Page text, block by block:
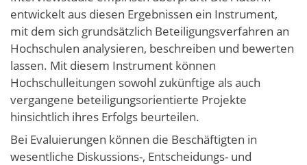
entwickelt aus diesen Ergebnissen ein Instrument,
mit dem sich grundsätzlich Beteiligungsverfahren an
Hochschulen analysieren, beschreiben und bewerten
lassen. Mit diesem Instrument können
Hochschulleitungen sowohl zukünftige als auch
vergangene beteiligungsorientierte Projekte
hinsichtlich ihres Erfolgs beurteilen.
Bei Evaluierungen können die Beschäftigten in
wesentliche Diskussions-, Entscheidungs- und